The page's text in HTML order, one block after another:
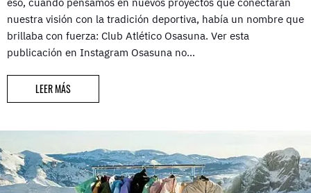
nuestra visión con la tradición deportiva, había un nombre que
brillaba con fuerza: Club Atlético Osasuna. Ver esta
publicación en Instagram Osasuna no…
LEER MÁS